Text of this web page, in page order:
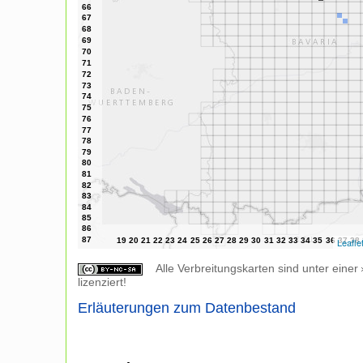
Leaflet
Alle Verbreitungskarten sind unter einer
lizenziert!
Erläuterungen zum Datenbestand